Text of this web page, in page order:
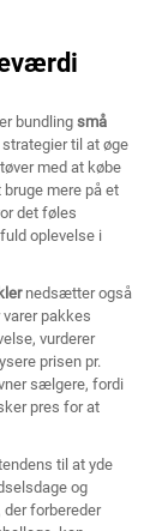
bundling små
til at øge
med at købe
mere på et
det føles
oplevelse i
nedsætter også
pakkes
vurderer
prisen pr.
sælgere, fordi
pres for at
til at yde
og
der forbereder